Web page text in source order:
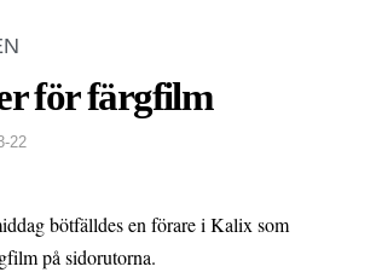
för färgfilm
22
bötfälldes en förare i Kalix som
på sidorutorna.